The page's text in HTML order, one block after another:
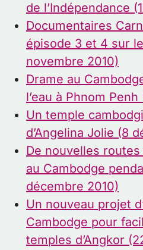
de l’Indépendance
Documentaires
épisode 3 et 4 sur
novembre 2010)
Drame au
l’eau à Phnom
Un temple
d’Angelina Jolie (8
De nouvelles
au Cambodge
décembre 2010)
Un nouveau projet
Cambodge pour
temples d’Angkor